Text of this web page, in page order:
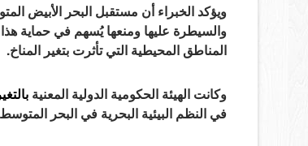
ويؤكد الخبراء أن مستقبل البحر الأبيض
والسيطرة عليها ومنعها يُسهم في حماية هذا
المناطق المحيطية التي تأثرت بتغير المناخ.
وكانت الهيئة الحكومية الدولية المعنية
في النظم البيئية البحرية في البحر